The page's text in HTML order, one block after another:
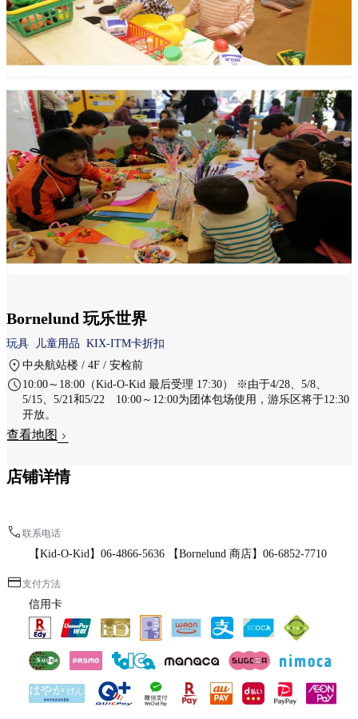
Bornelund 玩乐世界
玩具 儿童用品 KIX-ITM卡折扣
中央航站楼 / 4F / 安检前
10:00～18:00（Kid-O-Kid 最后受理 17:30） ※由于4/28、5/8、
5/15、5/21和5/22 10:00～12:00为团体包场使用，游乐区将于12:30
开放。
查看地图
店铺详情
联系电话
【Kid-O-Kid】06-4866-5636 【Bornelund 商店】06-6852-7710
支付方法
信用卡